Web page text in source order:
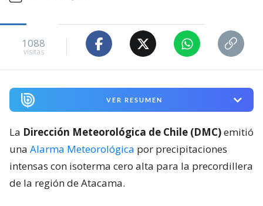
1088
visitas
VER RESUMEN
La Dirección Meteorológica de Chile (DMC)emitió
una Alarma Meteorológica por precipitaciones
intensas con isoterma cero alta para la precordillera
de la región de Atacama.